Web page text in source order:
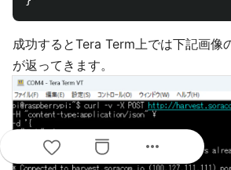
成功するとTera Term上では下記画像
が返ってきます。
more_horiz